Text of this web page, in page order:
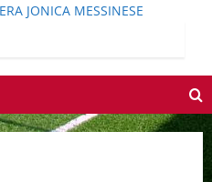
JONICA MESSINESE